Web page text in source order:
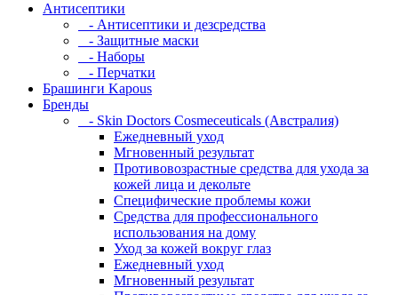
Антисептики
- Антисептики и дезсредства
- Защитные маски
- Наборы
- Перчатки
Брашинги Kapous
Бренды
- Skin Doctors Cosmeceuticals (Австралия)
Ежедневный уход
Мгновенный результат
Противовозрастные средства для ухода за
кожей лица и декольте
Специфические проблемы кожи
Средства для профессионального
использования на дому
Уход за кожей вокруг глаз
Ежедневный уход
Мгновенный результат